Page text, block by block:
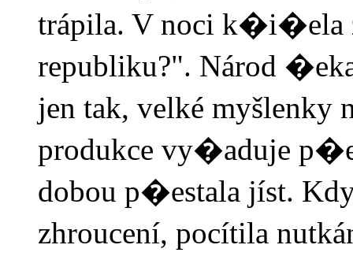
trápila. V noci k�i�ela
republiku?". Národ
jen tak, velké
produkce vy�aduje
dobou p�estala jíst.
zhroucení, pocítila